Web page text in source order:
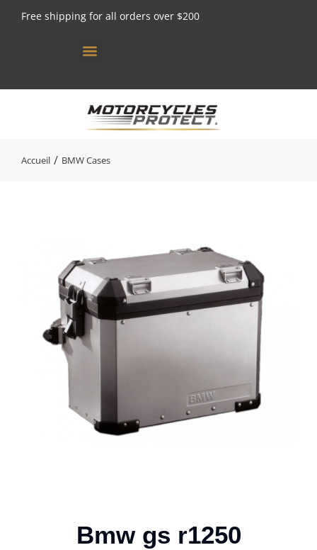
Free shipping for all orders over $200
Vous êtes ici :
Accueil BMW Cases
Bmw gs r1250